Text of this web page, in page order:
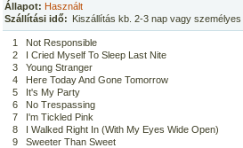
Állapot: Használt
Szállítási idő: Kiszállítás kb. 2-3 nap vagy
1
Not Responsible
2
I Cried Myself To Sleep Last Nite
3
Young Stranger
4
Here Today And Gone Tomorrow
5
It's My Party
6
No Trespassing
7
I'm Tickled Pink
8
I Walked Right In (With My Eyes Wide Open)
9
Sweeter Than Sweet